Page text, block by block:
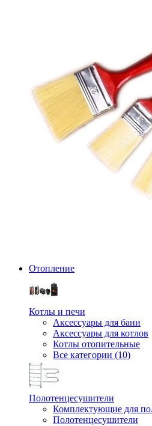
Отопление
Котлы и печи
Аксессуары для бани
Аксессуары для котлов
Котлы отопительные
Все категории (10)
Полотенцесушители
Комплектующие для
Полотенцесушители